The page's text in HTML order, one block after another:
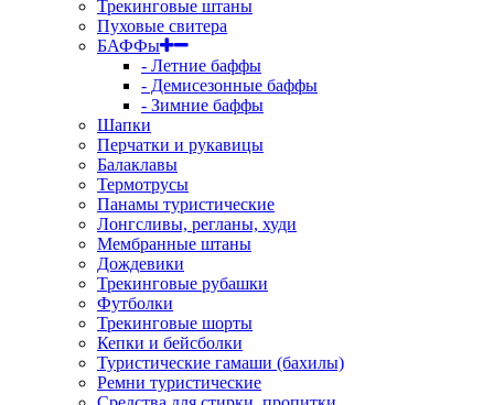
Трекинговые штаны
Пуховые свитера
БАФФы
- Летние баффы
- Демисезонные баффы
- Зимние баффы
Шапки
Перчатки и рукавицы
Балаклавы
Термотрусы
Панамы туристические
Лонгсливы, регланы, худи
Мембранные штаны
Дождевики
Трекинговые рубашки
Футболки
Трекинговые шорты
Кепки и бейсболки
Туристические гамаши (бахилы)
Ремни туристические